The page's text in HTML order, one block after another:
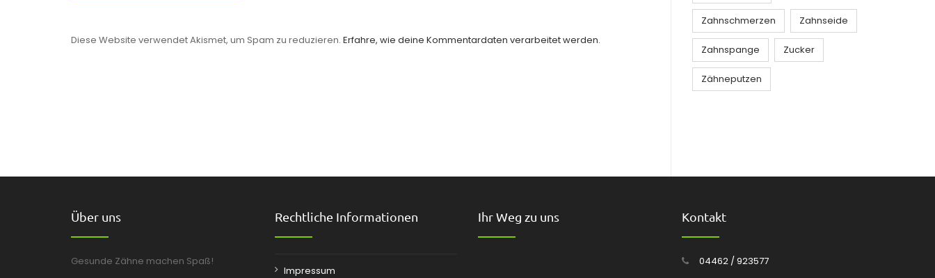
Diese Website verwendet Akismet, um Spam zu reduzieren. Erfahre, wie deine Kommentardaten verarbeitet werden.
Zahnschmerzen Zahnseide
Zahnspange Zucker
Zähneputzen
Über uns
Gesunde Zähne machen Spaß!
Rechtliche Informationen
Impressum
Ihr Weg zu uns Kontakt
04462 / 923577